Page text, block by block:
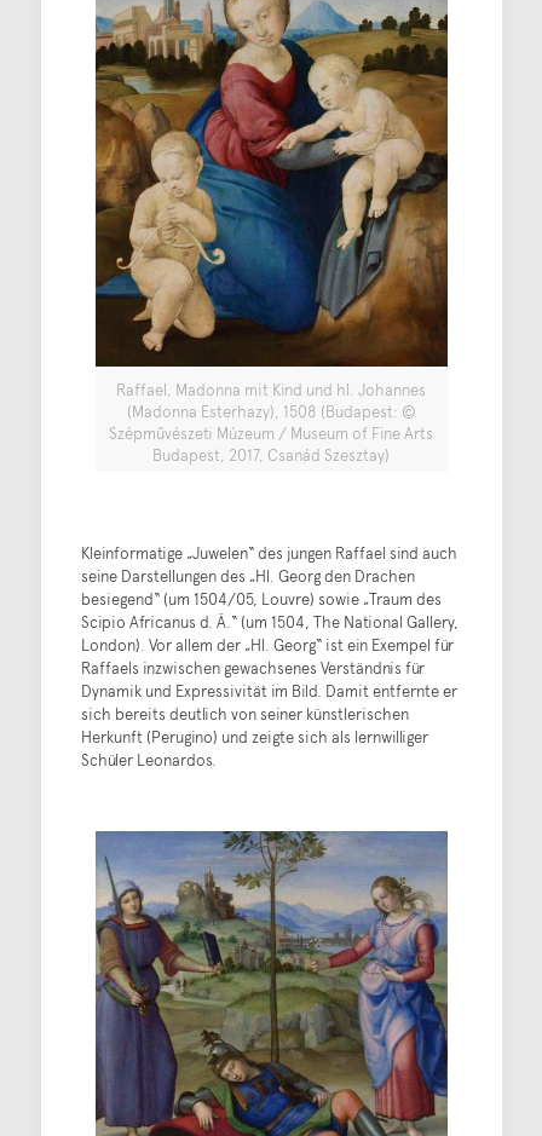
Raffael, Madonna mit Kind und hl. Johannes
(Madonna Esterhazy), 1508 (Budapest: ©
Szépművészeti Múzeum / Museum of Fine Arts
Budapest, 2017, Csanád Szesztay)
Kleinformatige „Juwelen“ des jungen Raffael sind auch
seine Darstellungen des „Hl. Georg den Drachen
besiegend“ (um 1504/05, Louvre) sowie „Traum des
Scipio Africanus d. Ä.“ (um 1504, The National Gallery,
London). Vor allem der „Hl. Georg“ ist ein Exempel für
Raffaels inzwischen gewachsenes Verständnis für
Dynamik und Expressivität im Bild. Damit entfernte er
sich bereits deutlich von seiner künstlerischen
Herkunft (Perugino) und zeigte sich als lernwilliger
Schüler Leonardos.